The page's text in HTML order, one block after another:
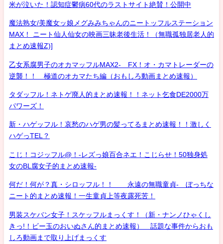
米が泣いた！認知症鬱病60代のラストサイト絶賛！公開中
魔法熟女/美魔女ッ娘メグみみちゃんのニートッフルステーション
MAX！ ニート仙人仙女の映画三昧老後生活！（無職孤独居老人的
まとめ速報Z)]
乙女系腐男子のオカマッフルMAX2- FX！オ・カマトレーダーの
逆襲！！ 極道のオカマたち編（おもしろ動画まとめ速報）
タダッフル！ネトゲ廃人的まとめ速報！！ネット乞食DE2000万
パワーズ！
新・ハゲッフル！哀愁のハゲ男の髪ってるまとめ速報！！激しく
ハゲっTEL？
こじ！コジッフル@！-レズっ娘百合ネエ！こじらせ！50独身処
女のBL腐女子的まとめ速報-
何だ！何が？真・シロッフル！！ 永遠の無職童貞- ぼっちな
ニート的まとめ速報！一生童貞上等夜露死苦！
男装スケバン女子！スケッフルまっくす！（新・ナンノひゃくし
きっ!！ビー玉のおいぬさん的まとめ速報） 話題な事件からおも
しろ動画まで取り上げまっくす